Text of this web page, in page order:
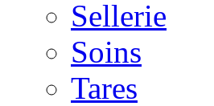
Sellerie
Soins
Tares